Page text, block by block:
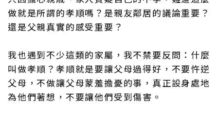
做就是所謂的孝順嗎？是親友鄰居的議論重要？
還是父親真實的感受重要？
我也遇到不少這類的家屬，我不禁要反問：什麼
叫做孝順？孝順就是要讓父母過得好，不要忤逆
父母，不做讓父母蒙羞擔憂的事，真正設身處地
為他們著想，不要讓他們受到傷害。